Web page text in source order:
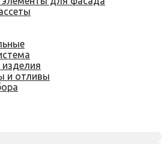
и отливы